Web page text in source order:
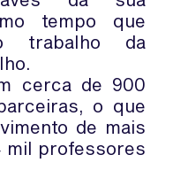
tempo que
trabalho da
cerca de 900
o que
de mais
mil professores